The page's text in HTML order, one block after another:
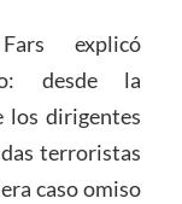
explicó
desde la
los dirigentes
terroristas
caso omiso